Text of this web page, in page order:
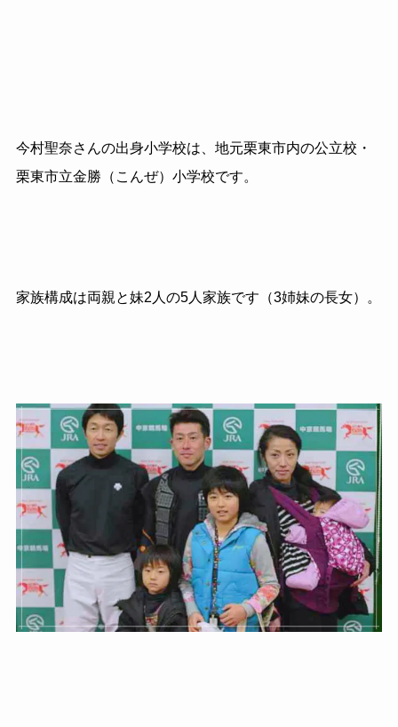
今村聖奈さんの出身小学校は、地元栗東市内の公立校・
栗東市立金勝（こんぜ）小学校です。
家族構成は両親と妹2人の5人家族です（3姉妹の長女）。